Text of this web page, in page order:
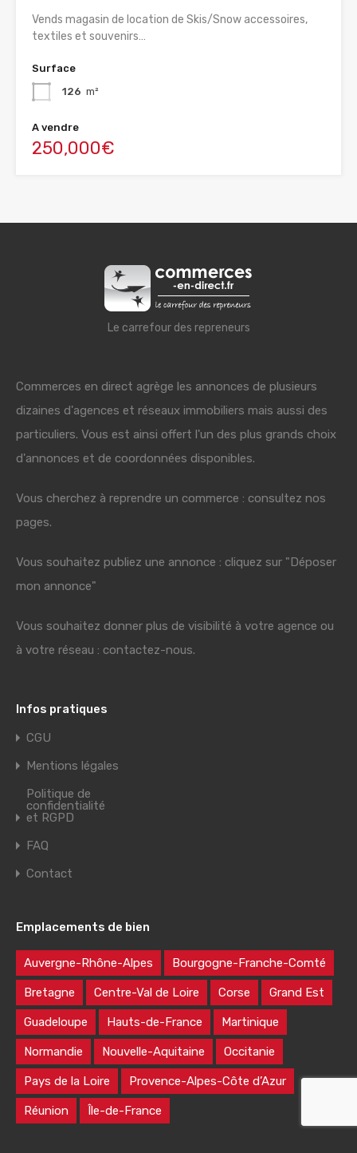
Vends magasin de location de Skis/Snow accessoires,
textiles et souvenirs…
Surface
126 m²
A vendre
250,000€
Le carrefour des repreneurs
Commerces en direct agrège les annonces de plusieurs
dizaines d'agences et réseaux immobiliers mais aussi des
particuliers. Vous est ainsi offert l'un des plus grands choix
d'annonces et de coordonnées disponibles.
Vous cherchez à reprendre un commerce : consultez nos
pages.
Vous souhaitez publiez une annonce : cliquez sur "Déposer
mon annonce"
Vous souhaitez donner plus de visibilité à votre agence ou
à votre réseau : contactez-nous.
Infos pratiques
CGU
Mentions légales
Politique de
confidentialité
et RGPD
FAQ
Contact
Emplacements de bien
Auvergne-Rhône-Alpes Bourgogne-Franche-Comté
Bretagne Centre-Val de Loire Corse Grand Est
Guadeloupe Hauts-de-France Martinique
Normandie Nouvelle-Aquitaine Occitanie
Pays de la Loire Provence-Alpes-Côte d’Azur
Réunion Île-de-France